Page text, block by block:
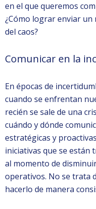
en el que queremos
¿Cómo lograr enviar un
del caos?
Comunicar en la
En épocas de
cuando se enfrentan
recién se sale de una
cuándo y dónde
estratégicas y
iniciativas que se
al momento de
operativos. No se trata
hacerlo de manera